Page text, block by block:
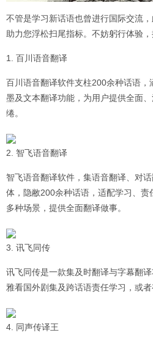
不管是学习新话语也曾进行国际交流
助力您浮松扫尾指标。不妨躬行体验
1. 百川语音翻译
百川语音翻译软件支柱200余种话语
墨及文本翻译功能，为用户提供全面
绻。
2. 智飞语音翻译
智飞语音翻译软件，集语音翻译、对
体，隐敝200余种话语，适配学习、
多种场景，提供全面翻译做事。
3. 讯飞同传
讯飞同传是一款集及时翻译与字幕翻
雅看国外剧集及跨话语责任学习，或
4. 同声传译王